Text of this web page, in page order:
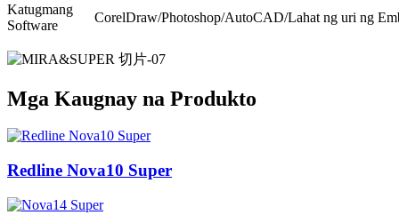
Katugmang
Software
CorelDraw/Photoshop/AutoCAD/Lahat ng uri ng
Mga Kaugnay na Produkto
Redline Nova10 Super